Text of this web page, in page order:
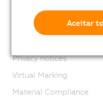
Privacy notices
Virtual Marking
Material Compliance
Aceitar